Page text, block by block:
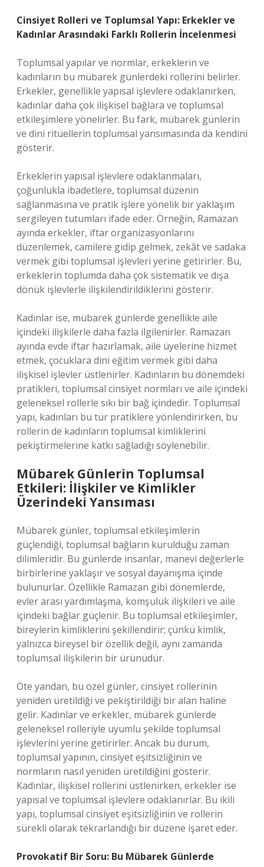
Cinsiyet Rolleri ve Toplumsal Yapı: Erkekler ve
Kadınlar Arasındaki Farklı Rollerin İncelenmesi
Toplumsal yapılar ve normlar, erkeklerin ve
kadınların bu mübarek günlerdeki rollerini belirler.
Erkekler, genellikle yapısal işlevlere odaklanırken,
kadınlar daha çok ilişkisel bağlara ve toplumsal
etkileşimlere yönelirler. Bu fark, mübarek günlerin
ve dini ritüellerin toplumsal yansımasında da kendini
gösterir.
Erkeklerin yapısal işlevlere odaklanmaları,
çoğunlukla ibadetlere, toplumsal düzenin
sağlanmasına ve pratik işlere yönelik bir yaklaşım
sergileyen tutumları ifade eder. Örneğin, Ramazan
ayında erkekler, iftar organizasyonlarını
düzenlemek, camilere gidip gelmek, zekât ve sadaka
vermek gibi toplumsal işlevleri yerine getirirler. Bu,
erkeklerin toplumda daha çok sistematik ve dışa
dönük işlevlerle ilişkilendirildiklerini gösterir.
Kadınlar ise, mübarek günlerde genellikle aile
içindeki ilişkilerle daha fazla ilgilenirler. Ramazan
ayında evde iftar hazırlamak, aile üyelerine hizmet
etmek, çocuklara dini eğitim vermek gibi daha
ilişkisel işlevler üstlenirler. Kadınların bu dönemdeki
pratikleri, toplumsal cinsiyet normları ve aile içindeki
geleneksel rollerle sıkı bir bağ içindedir. Toplumsal
yapı, kadınları bu tür pratiklere yönlendirirken, bu
rollerin de kadınların toplumsal kimliklerini
pekiştirmelerine katkı sağladığı söylenebilir.
Mübarek Günlerin Toplumsal
Etkileri: İlişkiler ve Kimlikler
Üzerindeki Yansıması
Mübarek günler, toplumsal etkileşimlerin
güçlendiği, toplumsal bağların kurulduğu zaman
dilimleridir. Bu günlerde insanlar, manevi değerlerle
birbirlerine yaklaşır ve sosyal dayanışma içinde
bulunurlar. Özellikle Ramazan gibi dönemlerde,
evler arası yardımlaşma, komşuluk ilişkileri ve aile
içindeki bağlar güçlenir. Bu toplumsal etkileşimler,
bireylerin kimliklerini şekillendirir; çünkü kimlik,
yalnızca bireysel bir özellik değil, aynı zamanda
toplumsal ilişkilerin bir ürünüdür.
Öte yandan, bu özel günler, cinsiyet rollerinin
yeniden üretildiği ve pekiştirildiği bir alan haline
gelir. Kadınlar ve erkekler, mübarek günlerde
geleneksel rolleriyle uyumlu şekilde toplumsal
işlevlerini yerine getirirler. Ancak bu durum,
toplumsal yapının, cinsiyet eşitsizliğinin ve
normların nasıl yeniden üretildiğini gösterir.
Kadınlar, ilişkisel rollerini üstlenirken, erkekler ise
yapısal ve toplumsal işlevlere odaklanırlar. Bu ikili
yapı, toplumsal cinsiyet eşitsizliğinin ve rollerin
sürekli olarak tekrarlandığı bir düzene işaret eder.
Provokatif Bir Soru: Bu Mübarek Günlerde